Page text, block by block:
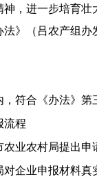
神 ， 进一步培育壮
》 （ 吕农产组办
，符合《办法》第
流程
农业农村局提出申
对企业申报材料真